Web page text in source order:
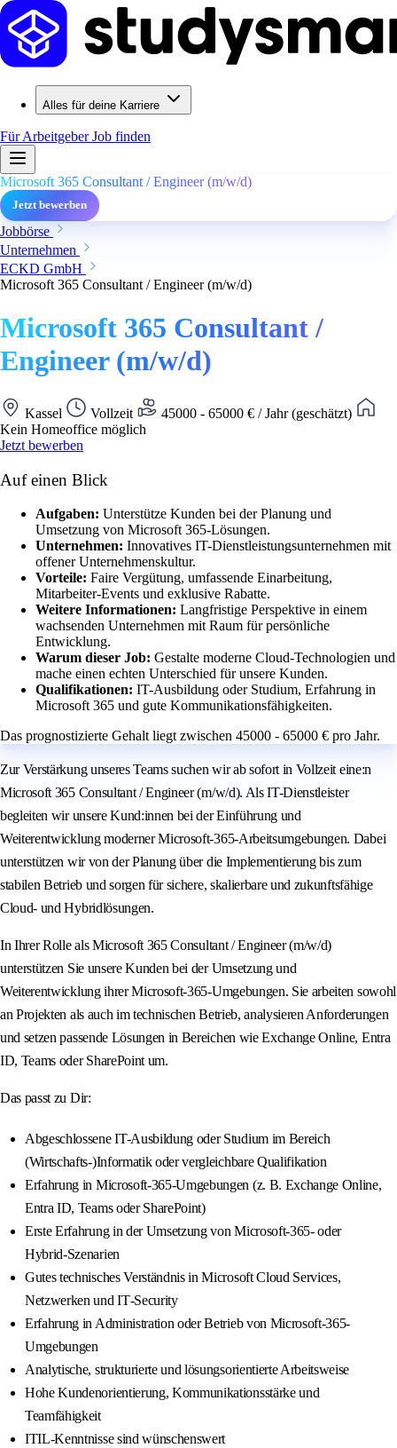
Alles für deine Karriere
Für ArbeitgeberJob finden
Microsoft 365 Consultant / Engineer (m/w/d)
Jetzt bewerben
Jobbörse
Unternehmen
ECKD GmbH
Microsoft 365 Consultant / Engineer (m/w/d)
Microsoft 365 Consultant /
Engineer (m/w/d)
Kassel Vollzeit
45000 - 65000 € / Jahr (geschätzt)
Kein Homeoffice möglich
Jetzt bewerben
Auf einen Blick
Aufgaben: Unterstütze Kunden bei der Planung und
Umsetzung von Microsoft 365-Lösungen.
Unternehmen: Innovatives IT-Dienstleistungsunternehmen mit
offener Unternehmenskultur.
Vorteile: Faire Vergütung, umfassende Einarbeitung,
Mitarbeiter-Events und exklusive Rabatte.
Weitere Informationen: Langfristige Perspektive in einem
wachsenden Unternehmen mit Raum für persönliche
Entwicklung.
Warum dieser Job: Gestalte moderne Cloud-Technologien und
mache einen echten Unterschied für unsere Kunden.
Qualifikationen: IT-Ausbildung oder Studium, Erfahrung in
Microsoft 365 und gute Kommunikationsfähigkeiten.
Das prognostizierte Gehalt liegt zwischen 45000 - 65000 € pro Jahr.
Zur Verstärkung unseres Teams suchen wir ab sofort in Vollzeit eine:n
Microsoft 365 Consultant / Engineer (m/w/d). Als IT-Dienstleister
begleiten wir unsere Kund:innen bei der Einführung und
Weiterentwicklung moderner Microsoft-365-Arbeitsumgebungen. Dabei
unterstützen wir von der Planung über die Implementierung bis zum
stabilen Betrieb und sorgen für sichere, skalierbare und zukunftsfähige
Cloud- und Hybridlösungen.
In Ihrer Rolle als Microsoft 365 Consultant / Engineer (m/w/d)
unterstützen Sie unsere Kunden bei der Umsetzung und
Weiterentwicklung ihrer Microsoft-365-Umgebungen. Sie arbeiten sowohl
an Projekten als auch im technischen Betrieb, analysieren Anforderungen
und setzen passende Lösungen in Bereichen wie Exchange Online, Entra
ID, Teams oder SharePoint um.
Das passt zu Dir:
Abgeschlossene IT-Ausbildung oder Studium im Bereich
(Wirtschafts-)Informatik oder vergleichbare Qualifikation
Erfahrung in Microsoft-365-Umgebungen (z. B. Exchange Online,
Entra ID, Teams oder SharePoint)
Erste Erfahrung in der Umsetzung von Microsoft-365- oder
Hybrid‑Szenarien
Gutes technisches Verständnis in Microsoft Cloud Services,
Netzwerken und IT‑Security
Erfahrung in Administration oder Betrieb von Microsoft-365-
Umgebungen
Analytische, strukturierte und lösungsorientierte Arbeitsweise
Hohe Kundenorientierung, Kommunikationsstärke und
Teamfähigkeit
ITIL-Kenntnisse sind wünschenswert